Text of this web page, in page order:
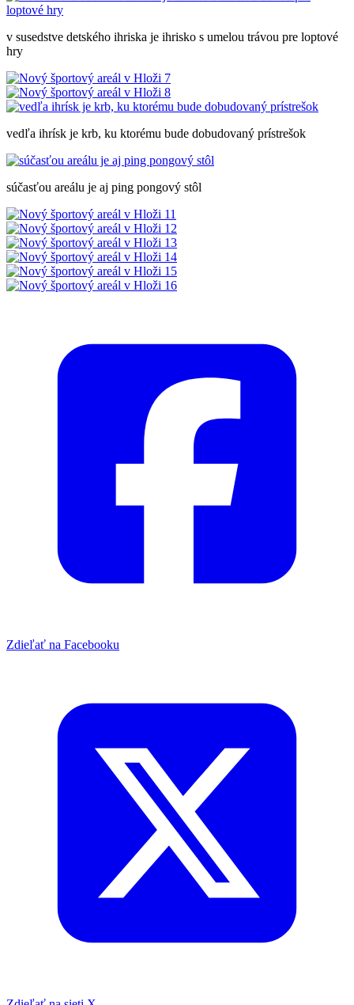
v susedstve detského ihriska je ihrisko s umelou trávou pre loptové
hry
vedľa ihrísk je krb, ku ktorému bude dobudovaný prístrešok
súčasťou areálu je aj ping pongový stôl
Zdieľať na Facebooku